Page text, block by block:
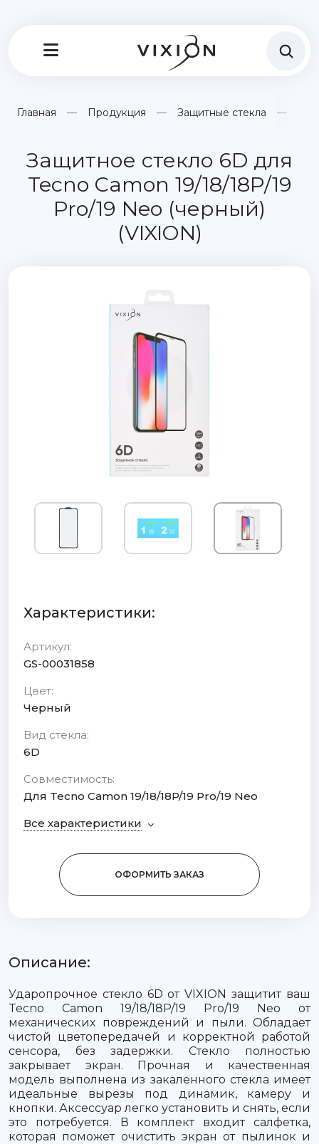
Главная Продукция Защитные стекла
Защитное стекло 6D для
Tecno Camon 19/18/18P/19
Pro/19 Neo (черный)
(VIXION)
Характеристики:
Артикул:
GS-00031858
Цвет:
Черный
Вид стекла:
6D
Совместимость:
Для Tecno Camon 19/18/18P/19 Pro/19 Neo
Все характеристики
ОФОРМИТЬ ЗАКАЗ
Описание:
Ударопрочное стекло 6D от VIXION защитит ваш
Tecno Camon 19/18/18P/19 Pro/19 Neo от
механических повреждений и пыли. Обладает
чистой цветопередачей и корректной работой
сенсора, без задержки. Стекло полностью
закрывает экран. Прочная и качественная
модель выполнена из закаленного стекла имеет
идеальные вырезы под динамик, камеру и
кнопки. Аксессуар легко установить и снять, если
это потребуется. В комплект входит салфетка,
которая поможет очистить экран от пылинок и